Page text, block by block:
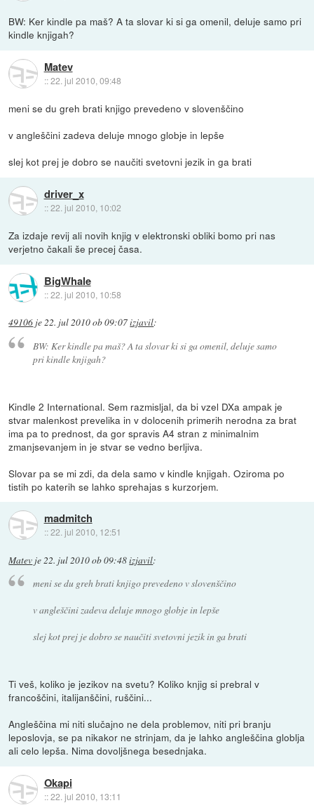
BW: Ker kindle pa maš? A ta slovar ki si ga omenil, deluje samo pri
kindle knjigah?
Matev
::22. jul 2010, 09:48
meni se du greh brati knjigo prevedeno v slovenščino
v angleščini zadeva deluje mnogo globje in lepše
slej kot prej je dobro se naučiti svetovni jezik in ga brati
driver_x
::22. jul 2010, 10:02
Za izdaje revij ali novih knjig v elektronski obliki bomo pri nas
verjetno čakali še precej časa.
BigWhale
::22. jul 2010, 10:58
49106 je22. jul 2010 ob 09:07izjavil:
BW: Ker kindle pa maš? A ta slovar ki si ga omenil, deluje samo
pri kindle knjigah?
Kindle 2 International. Sem razmisljal, da bi vzel DXa ampak je
stvar malenkost prevelika in v dolocenih primerih nerodna za brat
ima pa to prednost, da gor spravis A4 stran z minimalnim
zmanjsevanjem in je stvar se vedno berljiva.
Slovar pa se mi zdi, da dela samo v kindle knjigah. Oziroma po
tistih po katerih se lahko sprehajas s kurzorjem.
madmitch
::22. jul 2010, 12:51
Matev je22. jul 2010 ob 09:48izjavil:
meni se du greh brati knjigo prevedeno v slovenščino
v angleščini zadeva deluje mnogo globje in lepše
slej kot prej je dobro se naučiti svetovni jezik in ga brati
Ti veš, koliko je jezikov na svetu? Koliko knjig si prebral v
francoščini, italijanščini, ruščini...
Angleščina mi niti slučajno ne dela problemov, niti pri branju
leposlovja, se pa nikakor ne strinjam, da je lahko angleščina globlja
ali celo lepša. Nima dovoljšnega besednjaka.
Okapi
::22. jul 2010, 13:11